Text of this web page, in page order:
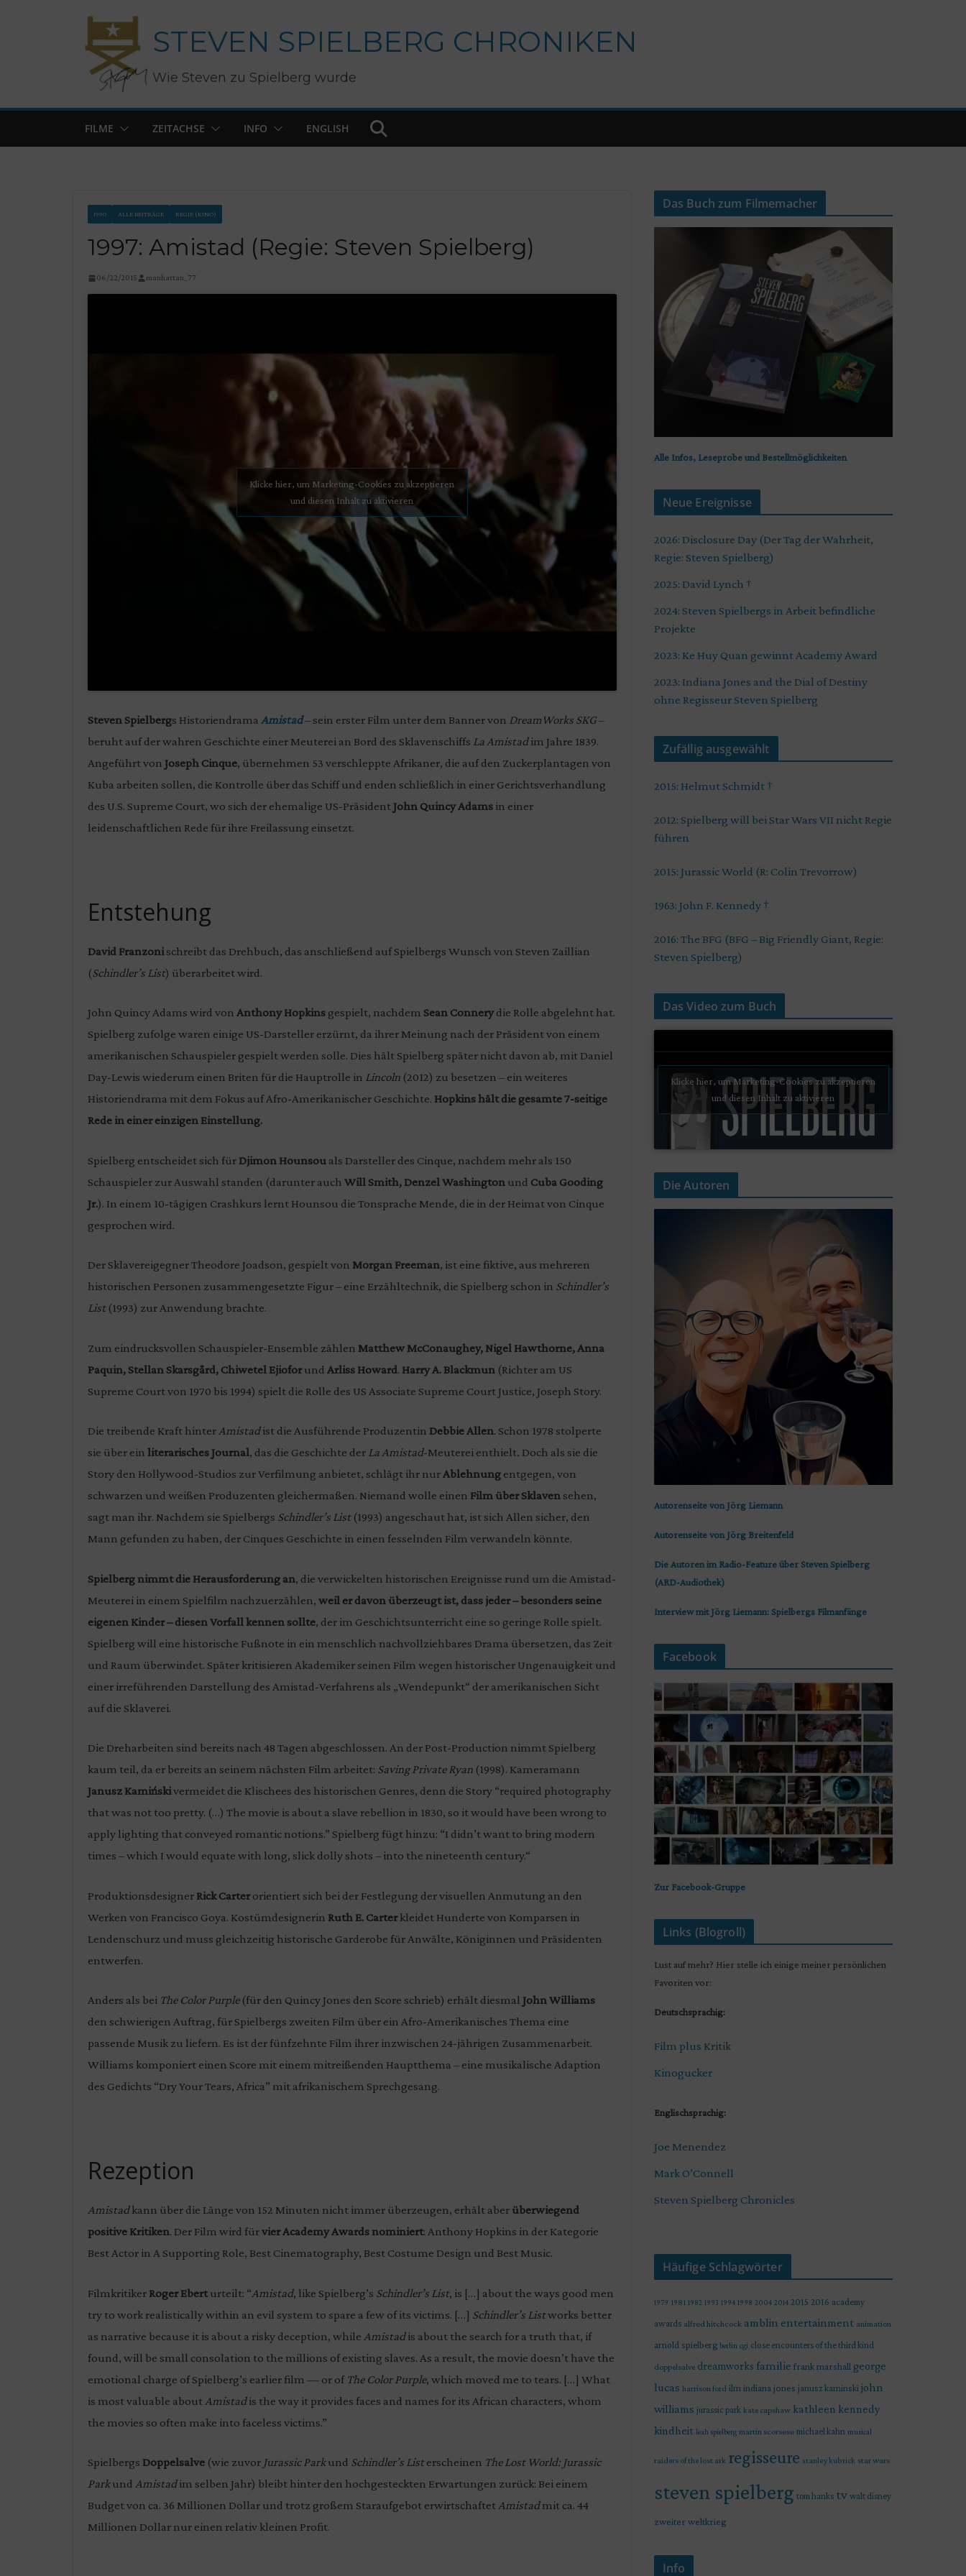
STEVEN SPIELBERG CHRONIKEN
Wie Steven zu Spielberg wurde
FILME ZEITACHSE INFO ENGLISH
1990 ALLE BEITRÄGE REGIE (KINO)
1997: Amistad (Regie: Steven Spielberg)
06/22/2015 manhattan_77
Klicke hier, um Marketing-Cookies zu akzeptieren
und diesen Inhalt zu aktivieren
Steven Spielbergs Historiendrama Amistad– sein erster Film unter dem Banner von DreamWorks SKG–
beruht auf der wahren Geschichte einer Meuterei an Bord des Sklavenschiffs La Amistadim Jahre 1839.
Angeführt von Joseph Cinque, übernehmen 53 verschleppte Afrikaner, die auf den Zuckerplantagen von
Kuba arbeiten sollen, die Kontrolle über das Schiff und enden schließlich in einer Gerichtsverhandlung
des U.S. Supreme Court, wo sich der ehemalige US-Präsident John Quincy Adams in einer
leidenschaftlichen Rede für ihre Freilassung einsetzt.
Entstehung
David Franzoni schreibt das Drehbuch, das anschließend auf Spielbergs Wunsch von Steven Zaillian
(Schindler’s List) überarbeitet wird.
John Quincy Adams wird von Anthony Hopkins gespielt, nachdem Sean Connery die Rolle abgelehnt hat.
Spielberg zufolge waren einige US-Darsteller erzürnt, da ihrer Meinung nach der Präsident von einem
amerikanischen Schauspieler gespielt werden solle. Dies hält Spielberg später nicht davon ab, mit Daniel
Day-Lewis wiederum einen Briten für die Hauptrolle in Lincoln (2012) zu besetzen – ein weiteres
Historiendrama mit dem Fokus auf Afro-Amerikanischer Geschichte. Hopkins hält die gesamte 7-seitige
Rede in einer einzigen Einstellung.
Spielberg entscheidet sich für Djimon Hounsou als Darsteller des Cinque, nachdem mehr als 150
Schauspieler zur Auswahl standen (darunter auch Will Smith, Denzel Washington und Cuba Gooding
Jr.). In einem 10-tägigen Crashkurs lernt Hounsou die Tonsprache Mende, die in der Heimat von Cinque
gesprochen wird.
Der Sklavereigegner Theodore Joadson, gespielt von Morgan Freeman, ist eine fiktive, aus mehreren
historischen Personen zusammengesetzte Figur – eine Erzähltechnik, die Spielberg schon in Schindler’s
List(1993) zur Anwendung brachte.
Zum eindrucksvollen Schauspieler-Ensemble zählen Matthew McConaughey, Nigel Hawthorne, Anna
Paquin, Stellan Skarsgård, Chiwetel Ejioforund Arliss Howard. Harry A. Blackmun (Richter am US
Supreme Court von 1970 bis 1994) spielt die Rolle des US Associate Supreme Court Justice, Joseph Story.
Die treibende Kraft hinterAmistadist die Ausführende Produzentin Debbie Allen. Schon 1978 stolperte
sie über ein literarisches Journal, das die Geschichte der La Amistad-Meuterei enthielt. Doch als sie die
Story den Hollywood-Studios zur Verfilmung anbietet, schlägt ihr nurAblehnung entgegen, von
schwarzen und weißen Produzenten gleichermaßen. Niemand wolle einen Film über Sklaven sehen,
sagt man ihr. Nachdem sie Spielbergs Schindler’s List (1993) angeschaut hat, ist sich Allen sicher, den
Mann gefunden zu haben, der Cinques Geschichte in einen fesselnden Film verwandeln könnte.
Spielberg nimmt die Herausforderung an, die verwickelten historischen Ereignisse rund um die Amistad-
Meuterei in einem Spielfilm nachzuerzählen, weil er davon überzeugt ist, dass jeder – besonders seine
eigenen Kinder – diesen Vorfall kennen sollte, der im Geschichtsunterricht eine so geringe Rolle spielt.
Spielberg will eine historische Fußnote in ein menschlich nachvollziehbares Drama übersetzen, das Zeit
und Raum überwindet. Später kritisieren Akademiker seinen Film wegen historischer Ungenauigkeit und
einer irreführenden Darstellung des Amistad-Verfahrens als „Wendepunkt“ der amerikanischen Sicht
auf die Sklaverei.
Die Dreharbeiten sind bereits nach 48 Tagen abgeschlossen. An der Post-Production nimmt Spielberg
kaum teil, da er bereits an seinem nächsten Film arbeitet: Saving Private Ryan (1998). Kameramann
Janusz Kamińskivermeidet die Klischees des historischen Genres, denn die Story “required photography
that was not too pretty. (…) The movie is about a slave rebellion in 1830, so it would have been wrong to
apply lighting that conveyed romantic notions.” Spielberg fügt hinzu: “I didn’t want to bring modern
times – which I would equate with long, slick dolly shots – into the nineteenth century.“
Produktionsdesigner Rick Carterorientiert sich bei der Festlegung der visuellen Anmutung an den
Werken von Francisco Goya. Kostümdesignerin Ruth E. Carterkleidet Hunderte von Komparsen in
Lendenschurz und muss gleichzeitig historische Garderobe für Anwälte, Königinnen und Präsidenten
entwerfen.
Anders als bei The Color Purple(für den Quincy Jones den Score schrieb) erhält diesmal John Williams
den schwierigen Auftrag, für Spielbergs zweiten Film über ein Afro-Amerikanisches Thema eine
passende Musik zu liefern. Es ist der fünfzehnte Film ihrer inzwischen 24-jährigen Zusammenarbeit.
Williams komponiert einen Score mit einem mitreißenden Hauptthema – eine musikalische Adaption
des Gedichts “Dry Your Tears, Africa” mit afrikanischem Sprechgesang.
Rezeption
Amistadkann über die Länge von 152 Minuten nicht immer überzeugen, erhält aber überwiegend
positive Kritiken. Der Film wird fürvier Academy Awards nominiert: Anthony Hopkins in der Kategorie
Best Actor in A Supporting Role, Best Cinematography, Best Costume Design und Best Music.
Filmkritiker Roger Eberturteilt: “Amistad, like Spielberg’s Schindler’s List, is […] about the ways good men
try to work realistically within an evil system to spare a few of its victims. […] Schindler’s Listworks better
as narrative because it is about a risky deception, while Amistadis about the search for a truth that, if
found, will be small consolation to the millions of existing slaves. As a result, the movie doesn’t have the
emotional charge of Spielberg’s earlier film — or of The Color Purple, which moved me to tears. […] What
is most valuable about Amistadis the way it provides faces and names for its African characters, whom
the movies so often make into faceless victims.”
Spielbergs Doppelsalve (wie zuvor Jurassic Parkund Schindler’s Listerscheinen The Lost World: Jurassic
Parkund Amistadim selben Jahr) bleibt hinter den hochgesteckten Erwartungen zurück: Bei einem
Budget von ca. 36 Millionen Dollar und trotz großem Staraufgebot erwirtschaftetAmistadmit ca. 44
Millionen Dollar nur einen relativ kleinen Profit.
Das Buch zum Filmemacher
Alle Infos, Leseprobe und Bestellmöglichkeiten
Neue Ereignisse
2026: Disclosure Day (Der Tag der Wahrheit,
Regie: Steven Spielberg)
2025: David Lynch †
2024: Steven Spielbergs in Arbeit befindliche
Projekte
2023: Ke Huy Quan gewinnt Academy Award
2023: Indiana Jones and the Dial of Destiny
ohne Regisseur Steven Spielberg
Zufällig ausgewählt
2015: Helmut Schmidt †
2012: Spielberg will bei Star Wars VII nicht Regie
führen
2015: Jurassic World (R: Colin Trevorrow)
1963: John F. Kennedy †
2016: The BFG (BFG – Big Friendly Giant, Regie:
Steven Spielberg)
Das Video zum Buch
Klicke hier, um Marketing-Cookies zu akzeptieren
und diesen Inhalt zu aktivieren
Die Autoren
Autorenseite von Jörg Liemann
Autorenseite von Jörg Breitenfeld
Die Autoren im Radio-Feature über Steven Spielberg
(ARD-Audiothek)
Interview mit Jörg Liemann: Spielbergs Filmanfänge
Facebook
Zur Facebook-Gruppe
Links (Blogroll)
Lust auf mehr? Hier stelle ich einige meiner persönlichen
Favoriten vor:
Deutschsprachig:
Film plus Kritik
Kinogucker
Englischsprachig:
Joe Menendez
Mark O’Connell
Steven Spielberg Chronicles
Häufige Schlagwörter
1979 1981 1982 1993 1994 1998 2004 2014 2015 2016 academy
awards alfred hitchcock amblin entertainment animation
arnold spielberg berlin cgi close encounters of the third kind
doppelsalve dreamworks familie frank marshall george
lucas harrison ford ilm indiana jones janusz kaminski john
williams jurassic park kate capshaw kathleen kennedy
kindheit leah spielberg martin scorsese michael kahn musical
raiders of the lost ark regisseure stanley kubrick star wars
steven spielberg tom hanks tv walt disney
zweiter weltkrieg
Info